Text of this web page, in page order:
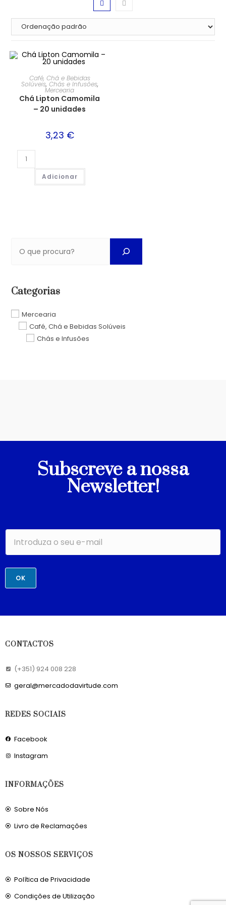
Café, Chá e Bebidas
Solúveis, Chás e Infusões,
Mercearia
Chá Lipton Camomila
– 20 unidades
3,23 €
Adicionar
Categorias
Mercearia
Café, Chá e Bebidas Solúveis
Chás e Infusões
Subscreve a nossa
Newsletter!
OK
CONTACTOS
(+351) 924 008 228
geral@mercadodavirtude.com
REDES SOCIAIS
Facebook
Instagram
INFORMAÇÕES
Sobre Nós
Livro de Reclamações
OS NOSSOS SERVIÇOS
Política de Privacidade
Condições de Utilização